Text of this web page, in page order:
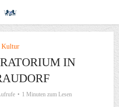
Kultur
IN
1 Minuten zum Lesen